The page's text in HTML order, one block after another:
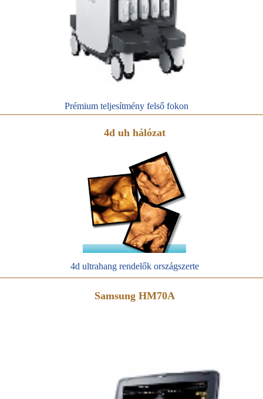
Prémium teljesítmény felső fokon
4d uh hálózat
4d ultrahang rendelők országszerte
Samsung HM70A